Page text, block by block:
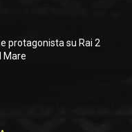
protagonista su Rai 2
Mare